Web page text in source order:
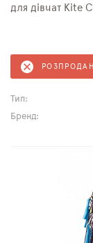
для дівчат Kite
Тип:
Бренд: